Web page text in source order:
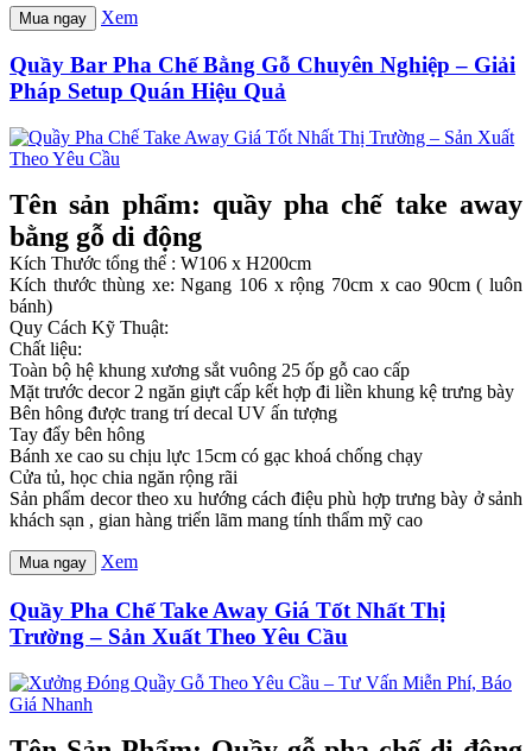
Mua ngay Xem
Quầy Bar Pha Chế Bằng Gỗ Chuyên Nghiệp – Giải
Pháp Setup Quán Hiệu Quả
Tên sản phẩm: quầy pha chế take away
bằng gỗ di động
Kích Thước tổng thể : W106 x H200cm
Kích thước thùng xe: Ngang 106 x rộng 70cm x cao 90cm ( luôn
bánh)
Quy Cách Kỹ Thuật:
Chất liệu:
Toàn bộ hệ khung xương sắt vuông 25 ốp gỗ cao cấp
Mặt trước decor 2 ngăn giựt cấp kết hợp đi liền khung kệ trưng bày
Bên hông được trang trí decal UV ấn tượng
Tay đẩy bên hông
Bánh xe cao su chịu lực 15cm có gạc khoá chống chạy
Cửa tủ, học chia ngăn rộng rãi
Sản phẩm decor theo xu hướng cách điệu phù hợp trưng bày ở sảnh
khách sạn , gian hàng triển lãm mang tính thẩm mỹ cao
Mua ngay Xem
Quầy Pha Chế Take Away Giá Tốt Nhất Thị
Trường – Sản Xuất Theo Yêu Cầu